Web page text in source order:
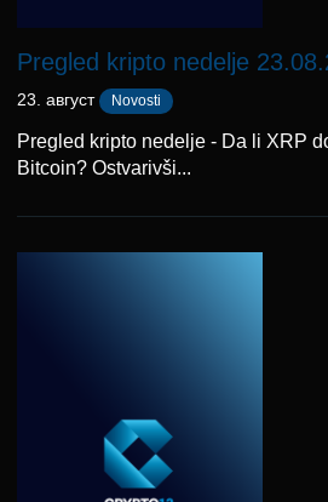
Pregled kripto nedelje
23. август Novosti
Pregled kripto nedelje - Da li XRP
Bitcoin? Ostvarivši...